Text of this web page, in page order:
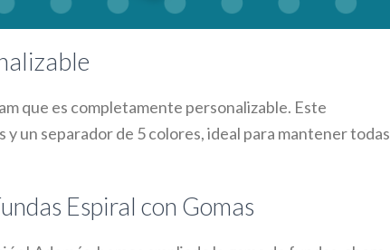
que es completamente personalizable. Este
un separador de 5 colores, ideal para mantener todas
Espiral con Gomas